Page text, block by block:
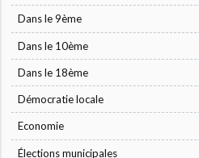
Dans le 9ème
Dans le 10ème
Dans le 18ème
Démocratie locale
Economie
Élections municipales